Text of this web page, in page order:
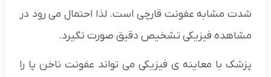
شدت مشابه عفونت قارچی است. لذا احتمال می رود در
مشاهده فیزیکی تشخیص دقیق صورت نگیرد.
پزشک با معاینه ی فیزیکی می تواند عفونت ناخن پا را